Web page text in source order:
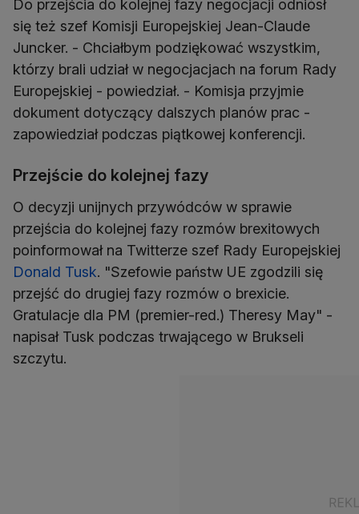
Do przejścia do kolejnej fazy negocjacji odniósł
się też szef Komisji Europejskiej Jean-Claude
Juncker. - Chciałbym podziękować wszystkim,
którzy brali udział w negocjacjach na forum Rady
Europejskiej - powiedział. - Komisja przyjmie
dokument dotyczący dalszych planów prac -
zapowiedział podczas piątkowej konferencji.
Przejście do kolejnej fazy
O decyzji unijnych przywódców w sprawie
przejścia do kolejnej fazy rozmów brexitowych
poinformował na Twitterze szef Rady Europejskiej
Donald Tusk. "Szefowie państw UE zgodzili się
przejść do drugiej fazy rozmów o brexicie.
Gratulacje dla PM (premier-red.) Theresy May" -
napisał Tusk podczas trwającego w Brukseli
szczytu.